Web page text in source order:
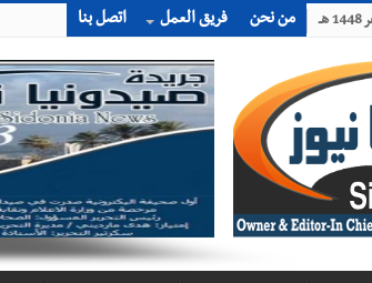
من نحن فريق العمل اتصل بنا